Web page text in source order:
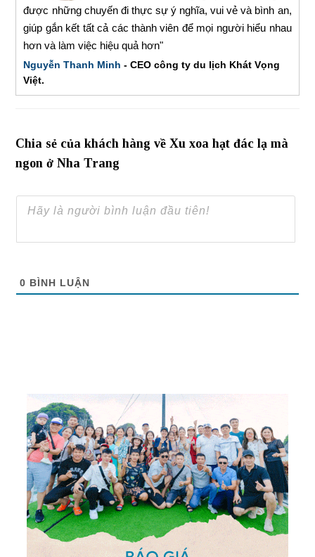
được những chuyến đi thực sự ý nghĩa, vui vẻ và bình an,
giúp gắn kết tất cả các thành viên để mọi người hiểu nhau
hơn và làm việc hiệu quả hơn"
Nguyễn Thanh Minh - CEO công ty du lịch Khát Vọng
Việt.
Chia sẻ của khách hàng về Xu xoa hạt đác lạ mà
ngon ở Nha Trang
0 BÌNH LUẬN